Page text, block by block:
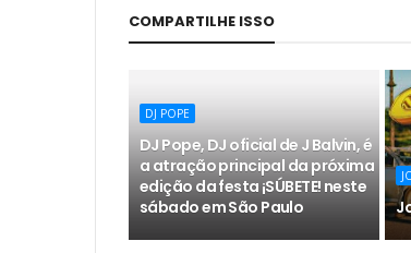
COMPARTILHE ISSO
DJ POPE
DJ Pope, DJ oficial de J Balvin, é
a atração principal da próxima
edição da festa ¡SÚBETE! neste
sábado em São Paulo